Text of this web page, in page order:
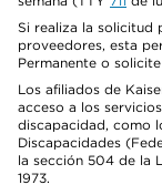
Si realiza la solicitud
proveedores, esta
Permanente o
Los afiliados de
acceso a los
discapacidad, como
Discapacidades
la sección 504 de la
1973.